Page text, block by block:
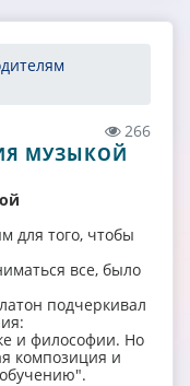
266
МУЗЫКОЙ
для того, чтобы
все, было
подчеркивал
и философии. Но
композиция и